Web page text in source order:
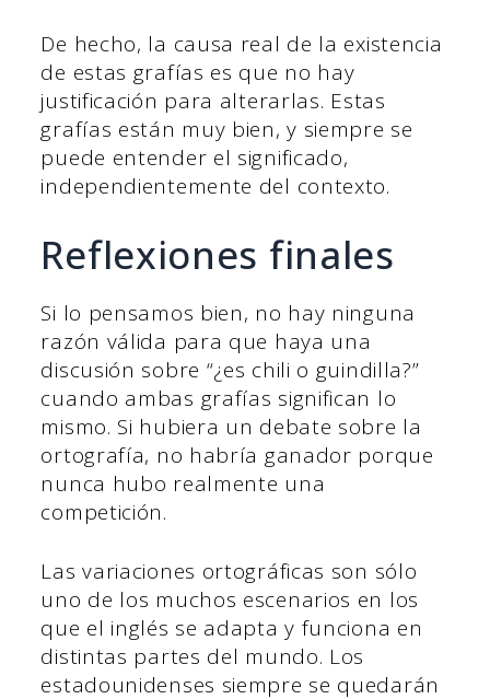
De hecho, la causa real de la existencia
de estas grafías es que no hay
justificación para alterarlas. Estas
grafías están muy bien, y siempre se
puede entender el significado,
independientemente del contexto.
Reflexiones finales
Si lo pensamos bien, no hay ninguna
razón válida para que haya una
discusión sobre “¿es chili o guindilla?”
cuando ambas grafías significan lo
mismo. Si hubiera un debate sobre la
ortografía, no habría ganador porque
nunca hubo realmente una
competición.
Las variaciones ortográficas son sólo
uno de los muchos escenarios en los
que el inglés se adapta y funciona en
distintas partes del mundo. Los
estadounidenses siempre se quedarán